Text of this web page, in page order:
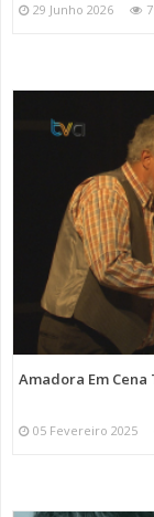
29 Junho 2026
Amadora Em
05 Fevereiro 2025